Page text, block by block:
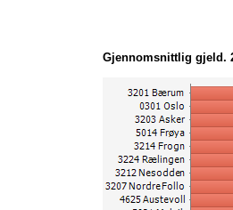
4601 Bergen
3312 Lier
4627 Askøy
3310 Hole
3911 Færder
3209 Ullensaker
1121 Time
3326 Hemsedal
Gjennomsnittlig gjeld.